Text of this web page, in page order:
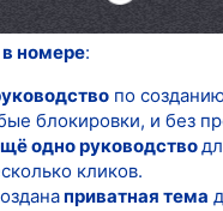
номере:
по
блокировки, и без
одно руководство
кликов.
приватная тема